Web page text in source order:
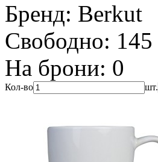
Бренд: Berkut
Свободно: 145
На брони: 0
Кол-во шт.